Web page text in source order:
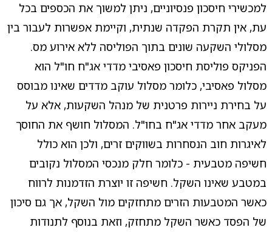
למכשירי חיסכון פנסיוניים, ניתן למשוך את הכספים בכל
עת, אין תקרת הפקדה שנתית, וקיימת אפשרות לעבור בין
מסלולי השקעה שונים בתוך הפוליסה ללא אירוע מס.
הפניקס פוליסת חיסכון פאסיבי מדדי אג"ח חו"ל הוא
מסלול פאסיבי, כלומר מסלול עוקב מדדים שאינו מבוסס
על בחירת ניירות פרטנית של מנהל השקעות, אלא על
מעקב אחר מדדי אג"ח בחו"ל. המסלול חושף את החוסך
לאיגרות חוב הנסחרות בשווקים זרים, ולכן הוא כולל
חשיפה מטבעית - כלומר חלק מנכסי המסלול נקובים
במטבע שאינו השקל. חשיפה זו יוצרת הזדמנות לרווח
כאשר המטבעות הזרים מתחזקים מול השקל, אך גם סיכון
של הפסד כאשר השקל מתחזק, וזאת בנוסף לתנודות